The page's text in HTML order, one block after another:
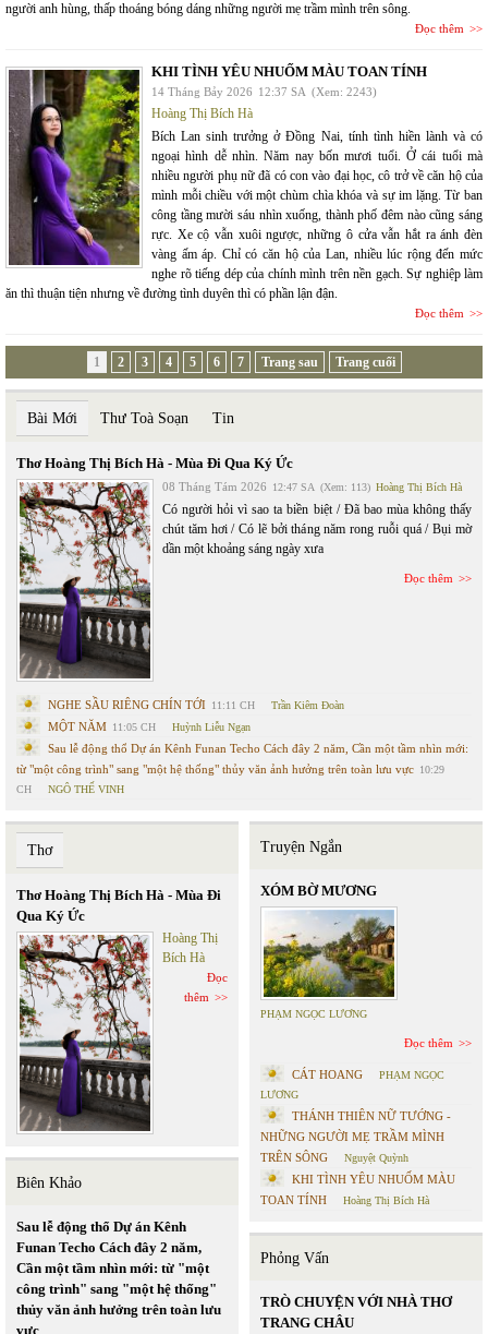
người anh hùng, thấp thoáng bóng dáng những người mẹ trầm mình trên sông.
Đọc thêm
KHI TÌNH YÊU NHUỐM MÀU TOAN TÍNH
14 Tháng Bảy 2026 12:37 SA (Xem: 2243)
Hoàng Thị Bích Hà
Bích Lan sinh trưởng ở Đồng Nai, tính tình hiền lành và có
ngoại hình dễ nhìn. Năm nay bốn mươi tuổi. Ở cái tuổi mà
nhiều người phụ nữ đã có con vào đại học, cô trở về căn hộ của
mình mỗi chiều với một chùm chìa khóa và sự im lặng. Từ ban
công tầng mười sáu nhìn xuống, thành phố đêm nào cũng sáng
rực. Xe cộ vẫn xuôi ngược, những ô cửa vẫn hắt ra ánh đèn
vàng ấm áp. Chỉ có căn hộ của Lan, nhiều lúc rộng đến mức
nghe rõ tiếng dép của chính mình trên nền gạch. Sự nghiệp làm
ăn thì thuận tiện nhưng về đường tình duyên thì có phần lận đận.
Đọc thêm
1 2 3 4 5 6 7 Trang sau Trang cuối
Bài Mới Thư Toà Soạn Tin
Thơ Hoàng Thị Bích Hà - Mùa Đi Qua Ký Ức
08 Tháng Tám 2026 12:47 SA (Xem: 113) Hoàng Thị Bích Hà
Có người hỏi vì sao ta biền biệt / Đã bao mùa không thấy
chút tăm hơi / Có lẽ bởi tháng năm rong ruỗi quá / Bụi mờ
dần một khoảng sáng ngày xưa
Đọc thêm
NGHE SẦU RIÊNG CHÍN TỚI 11:11 CH Trần Kiêm Đoàn
MỘT NĂM 11:05 CH Huỳnh Liễu Ngạn
Sau lễ động thổ Dự án Kênh Funan Techo Cách đây 2 năm, Cần một tầm nhìn mới:
từ "một công trình" sang "một hệ thống" thủy văn ảnh hưởng trên toàn lưu vực 10:29
CH
NGÔ THẾ VINH
Thơ
Thơ Hoàng Thị Bích Hà - Mùa Đi
Qua Ký Ức
Hoàng Thị
Bích Hà
Đọc
thêm
Biên Khảo
Sau lễ động thổ Dự án Kênh
Funan Techo Cách đây 2 năm,
Cần một tầm nhìn mới: từ "một
công trình" sang "một hệ thống"
thủy văn ảnh hưởng trên toàn lưu
vực
Truyện Ngắn
XÓM BỜ MƯƠNG
PHẠM NGỌC LƯƠNG
Đọc thêm
CÁT HOANG
PHẠM NGỌC
LƯƠNG
THÁNH THIÊN NỮ TƯỚNG -
NHỮNG NGƯỜI MẸ TRẦM MÌNH
TRÊN SÔNG
Nguyệt Quỳnh
KHI TÌNH YÊU NHUỐM MÀU
TOAN TÍNH
Hoàng Thị Bích Hà
Phỏng Vấn
TRÒ CHUYỆN VỚI NHÀ THƠ
TRANG CHÂU